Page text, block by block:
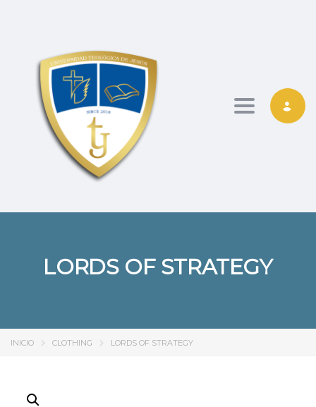
Toggle
LORDS OF STRATEGY
INICIO CLOTHING LORDS OF STRATEGY